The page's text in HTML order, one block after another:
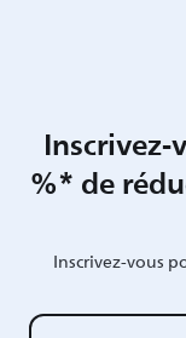
%* de
Inscrivez-vous